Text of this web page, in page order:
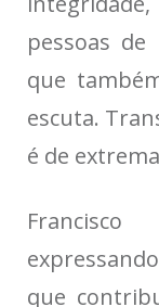
pessoas
que
escuta.
é de
que